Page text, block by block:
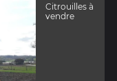
Citrouilles à
vendre